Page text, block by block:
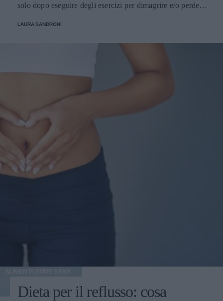
solo dopo eseguire degli esercizi per dimagrire e/o perdere
come
LAURA SANDRONI
Dieta per il reflusso: cosa